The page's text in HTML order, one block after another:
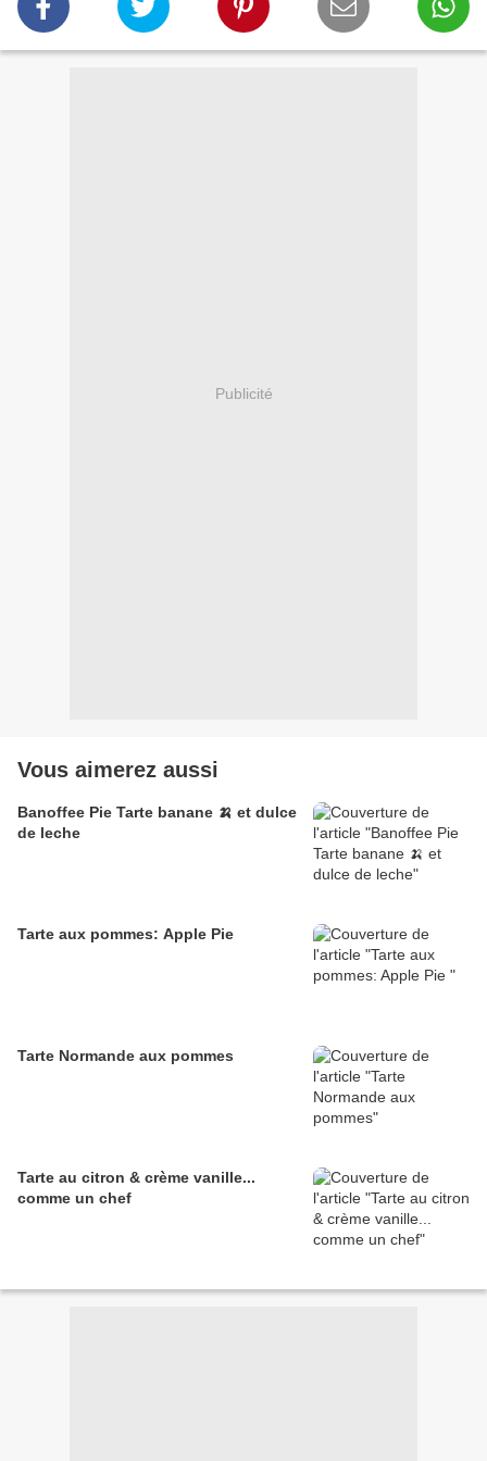
Publicité
Vous aimerez aussi
Banoffee Pie Tarte banane 🍌 et dulce
de leche
Tarte aux pommes: Apple Pie
Tarte Normande aux pommes
Tarte au citron & crème vanille...
comme un chef